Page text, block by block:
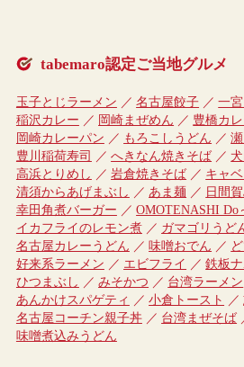
tabemaro認定ご当地グルメ
玉子とじラーメン 名古屋餃子
一
稲沢カレー
岡崎まぜめん
豊橋カ
岡崎カレーパン
もろこしうどん
豊川稲荷寿司
へきなん焼きそば
高浜とりめし
岩倉焼きそば
キャ
清須からあげまぶし
あま麺
日間
幸田角煮バーガー
OMOTENASHI Do
イカフライのレモン煮
ガマゴリうど
名古屋カレーうどん
味噌おでん
好来系ラーメン
エビフライ
鉄板
ひつまぶし
みそかつ 台湾ラーメン
あんかけスパゲティ
小倉トースト
名古屋コーチン親子丼
台湾まぜそば
味噌煮込みうどん